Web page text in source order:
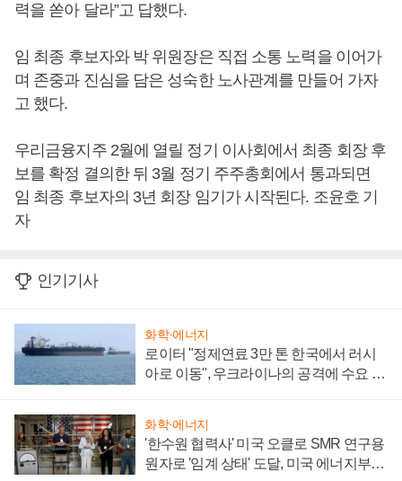
력을 쏟아 달라”고 답했다.
임 최종 후보자와 박 위원장은 직접 소통 노력을 이어가
며 존중과 진심을 담은 성숙한 노사관계를 만들어 가자
고 했다.
우리금융지주 2월에 열릴 정기 이사회에서 최종 회장 후
보를 확정 결의한 뒤 3월 정기 주주총회에서 통과되면
임 최종 후보자의 3년 회장 임기가 시작된다. 조윤호 기
자
인기기사
화학·에너지
로이터 "정제연료 3만 톤 한국에서 러시
아로 이동", 우크라이나의 공격에 수요 늘
화학·에너지
'한수원 협력사' 미국 오클로 SMR 연구용
원자로 '임계 상태' 도달, 미국 에너지부